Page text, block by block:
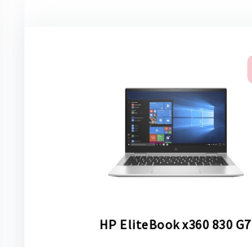
HP EliteBook x360 830 G7